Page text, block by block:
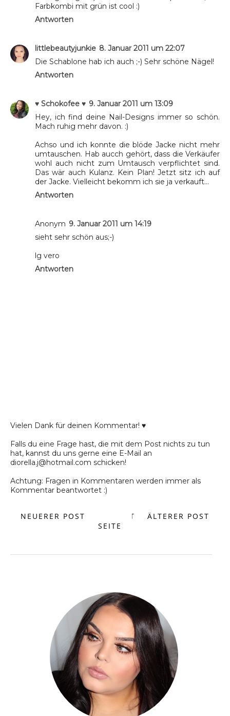
Farbkombi mit grün ist cool :)
Antworten
littlebeautyjunkie 8. Januar 2011 um 22:07
Die Schablone hab ich auch ;-) Sehr schöne Nägel!
Antworten
♥ Schokofee ♥ 9. Januar 2011 um 13:09
Hey, ich find deine Nail-Designs immer so schön.
Mach ruhig mehr davon. :)
Achso und ich konnte die blöde Jacke nicht mehr
umtauschen. Hab aucch gehört, dass die Verkäufer
wohl auch nicht zum Umtausch verpflichtet sind.
Das wär auch Kulanz. Kein Plan! Jetzt sitz ich auf
der Jacke. Vielleicht bekomm ich sie ja verkauft...
Antworten
Anonym 9. Januar 2011 um 14:19
sieht sehr schön aus;-)
lg vero
Antworten
Vielen Dank für deinen Kommentar! ♥
Falls du eine Frage hast, die mit dem Post nichts zu tun
hat, kannst du uns gerne eine E-Mail an
diorella.j@hotmail.com schicken!
Achtung: Fragen in Kommentaren werden immer als
Kommentar beantwortet :)
NEUERER POST ÄLTERER POST
START
SEITE